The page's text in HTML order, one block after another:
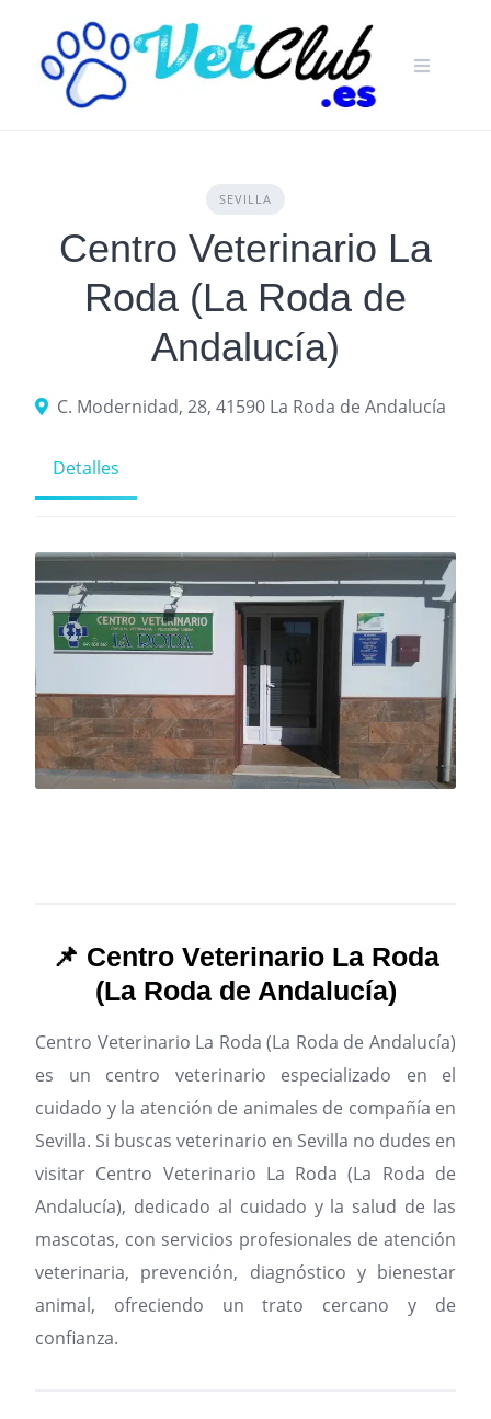
content
SEVILLA
Centro Veterinario La
Roda (La Roda de
Andalucía)
C. Modernidad, 28, 41590 La Roda de Andalucía
Detalles
📌 Centro Veterinario La Roda
(La Roda de Andalucía)
Centro Veterinario La Roda (La Roda de Andalucía)
es un centro veterinario especializado en el
cuidado y la atención de animales de compañía en
Sevilla. Si buscas veterinario en Sevilla no dudes en
visitar Centro Veterinario La Roda (La Roda de
Andalucía), dedicado al cuidado y la salud de las
mascotas, con servicios profesionales de atención
veterinaria, prevención, diagnóstico y bienestar
animal, ofreciendo un trato cercano y de
confianza.